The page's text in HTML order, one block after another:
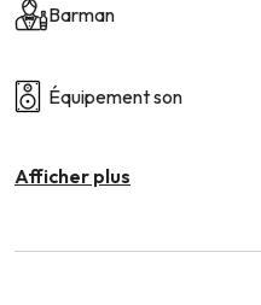
Barman
Équipement son
Afficher plus